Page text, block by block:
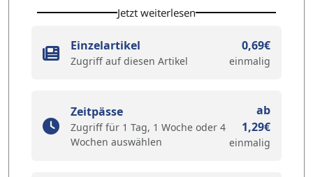
Jetzt weiterlesen
Einzelartikel
Zugriff auf diesen Artikel
0,69€
einmalig
Zeitpässe
Zugriff für 1 Tag, 1 Woche oder 4
Wochen auswählen
ab
1,29€
einmalig